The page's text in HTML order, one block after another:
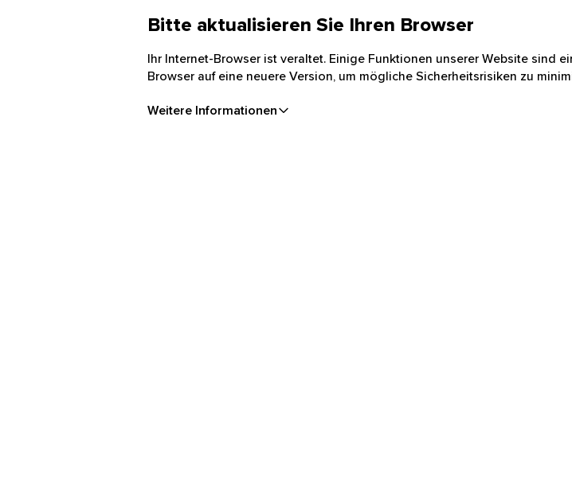
Bitte aktualisieren Sie Ihren Browser
Ihr Internet-Browser ist veraltet. Einige Funktionen unserer Website sind
Browser auf eine neuere Version, um mögliche Sicherheitsrisiken zu
Weitere Informationen